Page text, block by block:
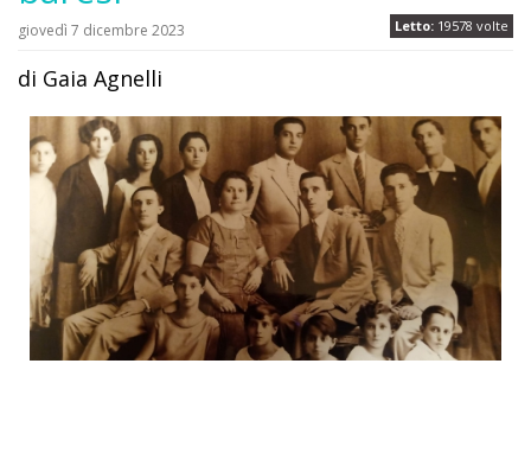
Letto: 19578 volte
giovedì 7 dicembre 2023
di Gaia Agnelli